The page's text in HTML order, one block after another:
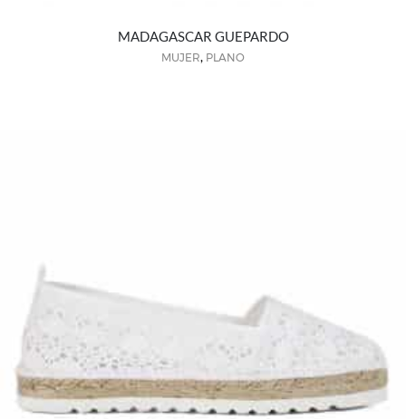
MADAGASCAR GUEPARDO
MUJER, PLANO